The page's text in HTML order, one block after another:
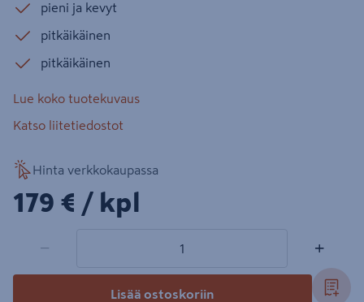
pieni ja kevyt
pitkäikäinen
pitkäikäinen
Lue koko tuotekuvaus
Katso liitetiedostot
Hinta verkkokaupassa
179€/kpl
179 € / kpl
− +
Lisää ostoskoriin